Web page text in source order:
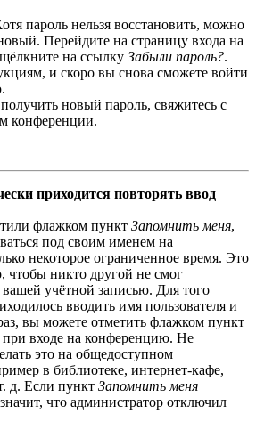
пароль нельзя восстановить, можно
Перейдите на страницу входа на
на ссылку Забыли пароль?.
и скоро вы снова сможете войти
новый пароль, свяжитесь с
конференции.
приходится повторять ввод
флажком пункт Запомнить меня,
под своим именем на
некоторое ограниченное время. Это
чтобы никто другой не смог
вашей учётной записью. Для того
вводить имя пользователя и
вы можете отметить флажком пункт
при входе на конференцию. Не
это на общедоступном
в библиотеке, интернет-кафе,
д. Если пункт Запомнить меня
значит, что администратор отключил